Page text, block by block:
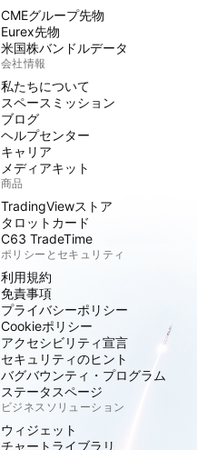
CMEグループ先物
Eurex先物
米国株バンドルデータ
会社情報
私たちについて
スペースミッション
ブログ
ヘルプセンター
キャリア
メディアキット
商品
TradingViewストア
タロットカード
C63 TradeTime
ポリシーとセキュリティ
利用規約
免責事項
プライバシーポリシー
Cookieポリシー
アクセシビリティ宣言
セキュリティのヒント
バグバウンティ・プログラム
ステータスページ
ビジネスソリューション
ウィジェット
チャートライブラリ